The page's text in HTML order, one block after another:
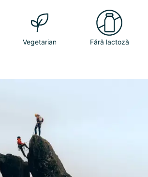
Vegetarian Fără lactoză